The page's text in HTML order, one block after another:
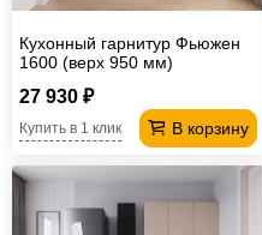
Кухонный гарнитур Фьюжен
1600 (верх 950 мм)
27 930 ₽
В корзину
Купить в 1 клик